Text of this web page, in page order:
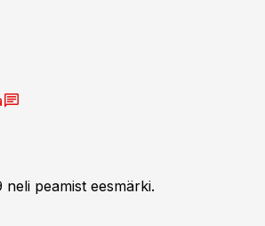
peamist eesmärki.